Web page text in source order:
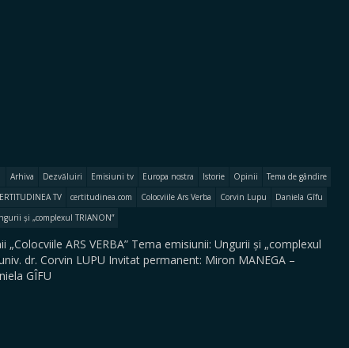
Arhiva Dezvăluiri Emisiuni tv Europa nostra Istorie Opinii
Tema de gândire
TV certitudinea.com Colocviile Ars Verba Corvin Lupu
Daniela Gîfu
și „complexul TRIANON”
ARS VERBA” Tema emisiunii: Ungurii și „complexul
dr. Corvin LUPU Invitat permanent: Miron MANEGA –
GÎFU